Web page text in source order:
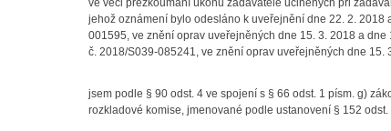
ve věci přezkoumání úkonů zadavatele učiněných při
jehož oznámení bylo odesláno k uveřejnění dne 22. 2.
001595, ve znění oprav uveřejněných dne 15. 3. 2018 a
č. 2018/S039-085241, ve znění oprav uveřejněných dne 15.
jsem podle § 90 odst. 4 ve spojení s § 66 odst. 1 písm. g)
rozkladové komise, jmenované podle ustanovení § 152